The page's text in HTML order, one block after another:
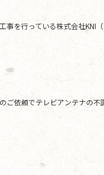
事を行っている株式会社KNI
ご依頼でテレビアンテナの不